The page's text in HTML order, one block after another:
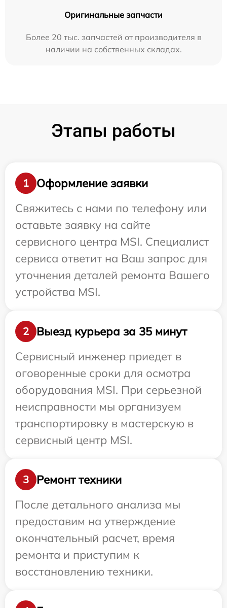
Оригинальные запчасти
Более 20 тыс. запчастей от производителя в
наличии на собственных складах.
Этапы работы
1
Оформление заявки
Свяжитесь с нами по телефону или
оставьте заявку на сайте
сервисного центра MSI. Специалист
сервиса ответит на Ваш запрос для
уточнения деталей ремонта Вашего
устройства MSI.
2
Выезд курьера за 35 минут
Сервисный инженер приедет в
оговоренные сроки для осмотра
оборудования MSI. При серьезной
неисправности мы организуем
транспортировку в мастерскую в
сервисный центр MSI.
3
Ремонт техники
После детального анализа мы
предоставим на утверждение
окончательный расчет, время
ремонта и приступим к
восстановлению техники.